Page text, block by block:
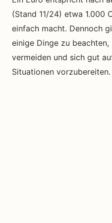
(Stand 11/24) etwa 1.000
einfach macht. Dennoch
einige Dinge zu
vermeiden und sich gut
Situationen vorzubereiten.